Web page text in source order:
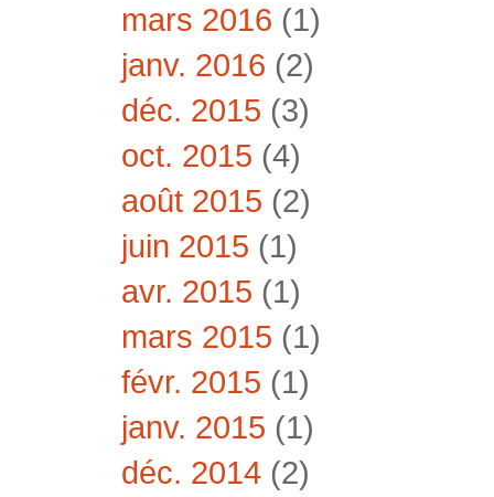
mars 2016 (1)
janv. 2016 (2)
déc. 2015 (3)
oct. 2015 (4)
août 2015 (2)
juin 2015 (1)
avr. 2015 (1)
mars 2015 (1)
févr. 2015 (1)
janv. 2015 (1)
déc. 2014 (2)